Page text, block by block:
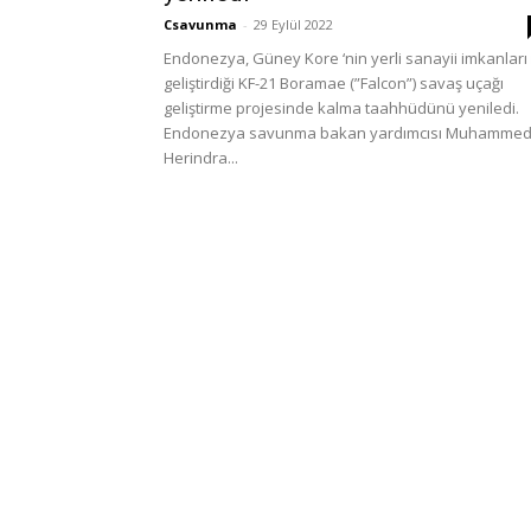
Csavunma - 29 Eylül 2022
Endonezya, Güney Kore ‘nin yerli sanayii imkanları
geliştirdiği KF-21 Boramae (”Falcon”) savaş uçağı
geliştirme projesinde kalma taahhüdünü yeniledi.
Endonezya savunma bakan yardımcısı Muhammed
Herindra...